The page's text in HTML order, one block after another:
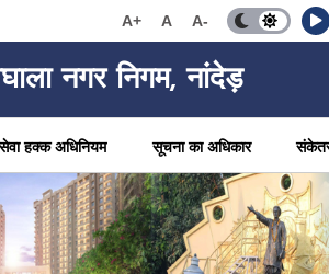
A+ A A-
नगर निगम, नांदेड़
हक्क अधिनियम सूचना का अधिकार